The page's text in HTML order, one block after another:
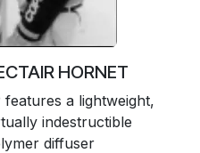
HORNET
a lightweight,
indestructible
diffuser